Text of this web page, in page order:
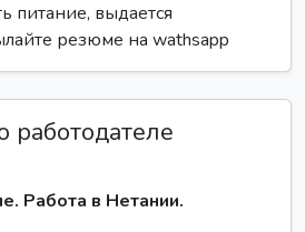
питание, выдается
резюме на wathsapp
Работа в Нетании.